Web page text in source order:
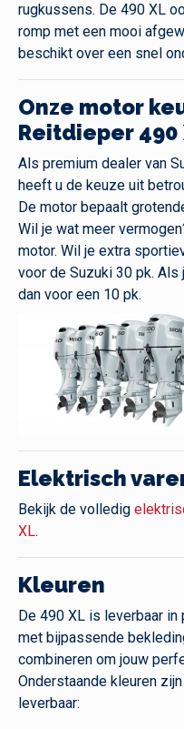
rugkussens. De 490 XL
romp met een mooi
beschikt over een snel
Onze motor
Reitdieper 490
Als premium dealer van
heeft u de keuze uit
De motor bepaalt
Wil je wat meer
motor. Wil je extra
voor de Suzuki 30 pk.
dan voor een 10 pk.
Elektrisch
Bekijk de volledig
XL.
Kleuren
De 490 XL is leverbaar
met bijpassende
combineren om jouw
Onderstaande kleuren
leverbaar: